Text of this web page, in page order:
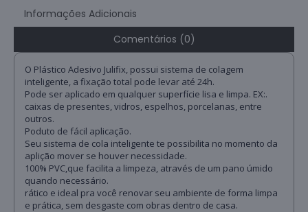
Informações Adicionais
Comentários (0)
O Plástico Adesivo Julifix, possui sistema de colagem
inteligente, a fixação total pode levar até 24h.
Pode ser aplicado em qualquer superfície lisa e limpa. EX:.
caixas de presentes, vidros, espelhos, porcelanas, entre
outros.
Poduto de fácil aplicação.
Seu sistema de cola inteligente te possibilita no momento da
aplição mover se houver necessidade.
100% PVC,que facilita a limpeza, através de um pano úmido
quando necessário.
rático e ideal pra você renovar seu ambiente de forma limpa
e prática, sem desgaste com obras dentro de casa.